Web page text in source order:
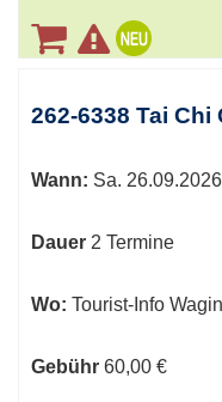
262-6338 Tai Chi
Wann: Sa.
Dauer 2 Termine
Wo: Tourist-Info
Gebühr 60,00 €